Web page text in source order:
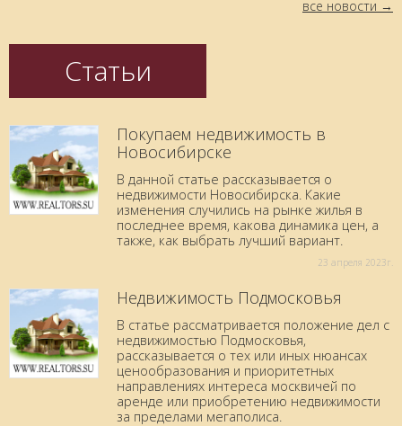
все новости
Статьи
Покупаем недвижимость в
Новосибирске
В данной статье рассказывается о
недвижимости Новосибирска. Какие
изменения случились на рынке жилья в
последнее время, какова динамика цен, а
также, как выбрать лучший вариант.
23 aпреля 2023г.
Недвижимость Подмосковья
В статье рассматривается положение дел с
недвижимостью Подмосковья,
рассказывается о тех или иных нюансах
ценообразования и приоритетных
направлениях интереса москвичей по
аренде или приобретению недвижимости
за пределами мегаполиса.